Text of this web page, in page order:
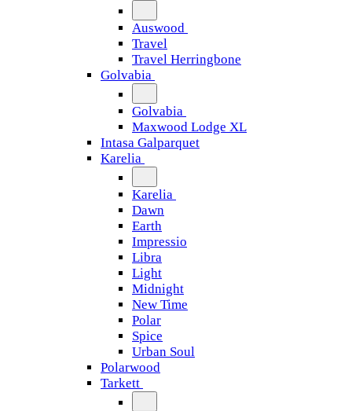
Auswood
Travel
Travel Herringbone
Golvabia
Golvabia
Maxwood Lodge XL
Intasa Galparquet
Karelia
Karelia
Dawn
Earth
Impressio
Libra
Light
Midnight
New Time
Polar
Spice
Urban Soul
Polarwood
Tarkett